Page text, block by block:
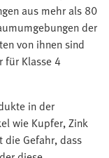
aus mehr als 80
der
von ihnen sind
für Klasse 4
in der
wie Kupfer, Zink
die Gefahr, dass